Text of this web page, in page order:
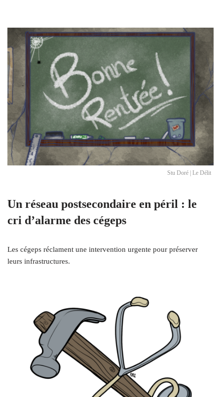
Stu Doré | Le Délit
Un réseau postsecondaire en péril : le
cri d’alarme des cégeps
Les cégeps réclament une intervention urgente pour préserver
leurs infrastructures.